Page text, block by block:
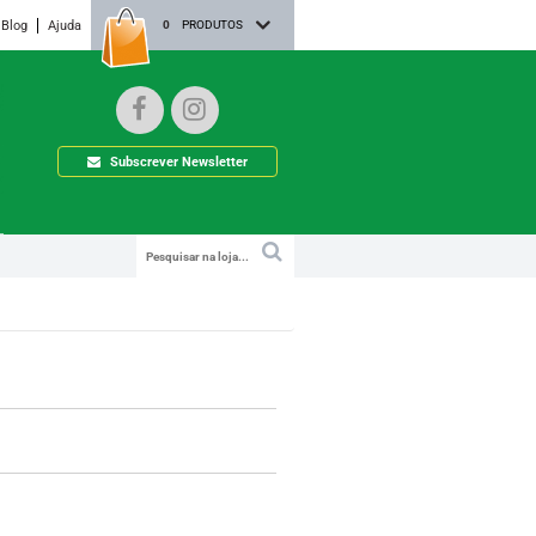
0 PRODUTOS
Blog Ajuda
Subscrever Newsletter